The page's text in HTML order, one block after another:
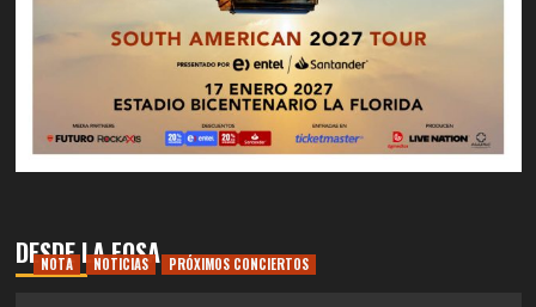
DESDE LA FOSA
NOTA NOTICIAS PRÓXIMOS CONCIERTOS